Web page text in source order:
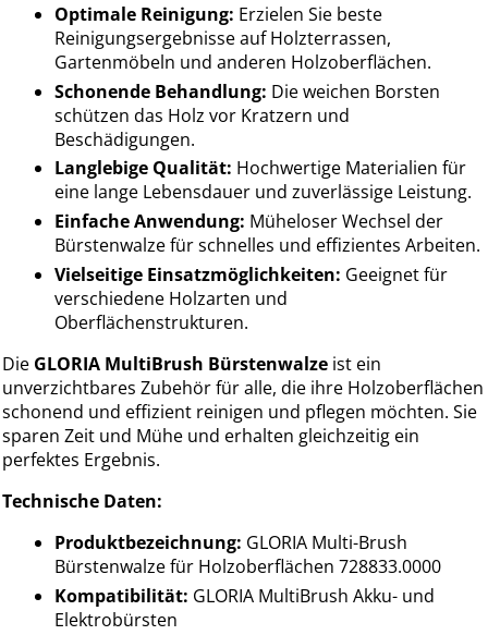
Optimale Reinigung: Erzielen Sie beste
Reinigungsergebnisse auf Holzterrassen,
Gartenmöbeln und anderen Holzoberflächen.
Schonende Behandlung: Die weichen Borsten
schützen das Holz vor Kratzern und
Beschädigungen.
Langlebige Qualität: Hochwertige Materialien für
eine lange Lebensdauer und zuverlässige Leistung.
Einfache Anwendung: Müheloser Wechsel der
Bürstenwalze für schnelles und effizientes Arbeiten.
Vielseitige Einsatzmöglichkeiten: Geeignet für
verschiedene Holzarten und
Oberflächenstrukturen.
Die GLORIA MultiBrush Bürstenwalze ist ein
unverzichtbares Zubehör für alle, die ihre Holzoberflächen
schonend und effizient reinigen und pflegen möchten. Sie
sparen Zeit und Mühe und erhalten gleichzeitig ein
perfektes Ergebnis.
Technische Daten:
Produktbezeichnung: GLORIA Multi-Brush
Bürstenwalze für Holzoberflächen 728833.0000
Kompatibilität: GLORIA MultiBrush Akku- und
Elektrobürsten